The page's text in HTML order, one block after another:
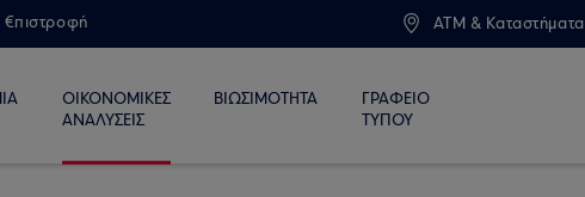
€πιστροφή ATM & Καταστήματα
ΟΙΚΟΝΟΜΙΚΕΣ
ΑΝΑΛΥΣΕΙΣ
ΒΙΩΣΙΜΟΤΗΤΑ
ΓΡΑΦΕΙΟ
ΤΥΠΟΥ